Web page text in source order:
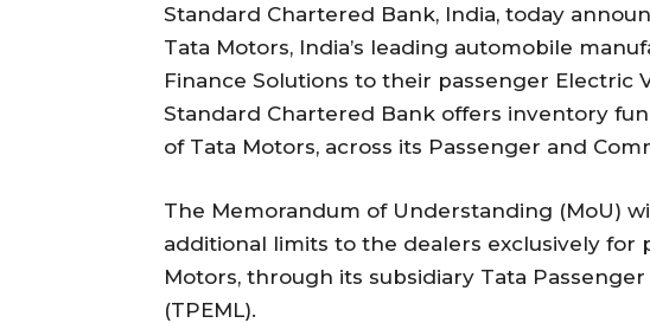
Standard Chartered Bank, India, today
Tata Motors, India’s leading automobile
Finance Solutions to their passenger Electric
Standard Chartered Bank offers inventory
of Tata Motors, across its Passenger and
The Memorandum of Understanding (MoU)
additional limits to the dealers exclusively for
Motors, through its subsidiary Tata
(TPEML).